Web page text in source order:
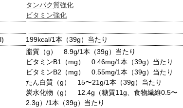
タンパク質強化
ビタミン強化
199kcal/1本（39g）当たり
脂質（g） 8.9g/1本（39g）当たり
ビタミンB1（mg） 0.46mg/1本（39g）当たり
ビタミンB2（mg） 0.55mg/1本（39g）当たり
たん白質（g） 15〜21g/1本（39g）当たり
炭水化物（g） 12.4g（糖質11g、食物繊維0.5〜
2.3g）/1本（39g）当たり